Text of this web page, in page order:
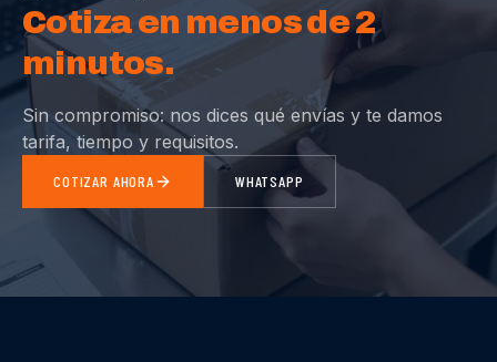
Cotiza en menos de 2
minutos.
Sin compromiso: nos dices qué envías y te damos
tarifa, tiempo y requisitos.
COTIZAR AHORA WHATSAPP